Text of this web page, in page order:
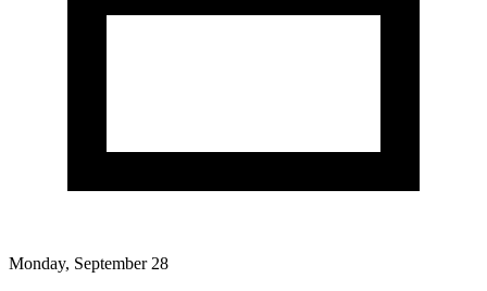
Monday, September 28